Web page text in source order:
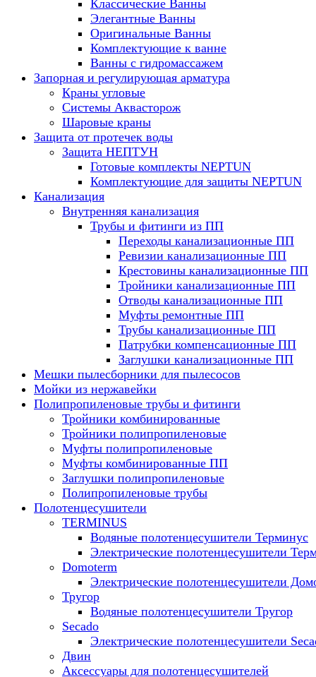
Классические Ванны
Элегантные Ванны
Оригинальные Ванны
Комплектующие к ванне
Ванны с гидромассажем
Запорная и регулирующая арматура
Краны угловые
Системы Аквасторож
Шаровые краны
Защита от протечек воды
Защита НЕПТУН
Готовые комплекты NEPTUN
Комплектующие для защиты NEPTUN
Канализация
Внутренняя канализация
Трубы и фитинги из ПП
Переходы канализационные ПП
Ревизии канализационные ПП
Крестовины канализационные ПП
Тройники канализационные ПП
Отводы канализационные ПП
Муфты ремонтные ПП
Трубы канализационные ПП
Патрубки компенсационные ПП
Заглушки канализационные ПП
Мешки пылесборники для пылесосов
Мойки из нержавейки
Полипропиленовые трубы и фитинги
Тройники комбинированные
Тройники полипропиленовые
Муфты полипропиленовые
Муфты комбинированные ПП
Заглушки полипропиленовые
Полипропиленовые трубы
Полотенцесушители
TERMINUS
Водяные полотенцесушители Терминус
Электрические полотенцесушители
Domoterm
Электрические полотенцесушители
Тругор
Водяные полотенцесушители Тругор
Secado
Электрические полотенцесушители
Двин
Аксессуары для полотенцесушителей